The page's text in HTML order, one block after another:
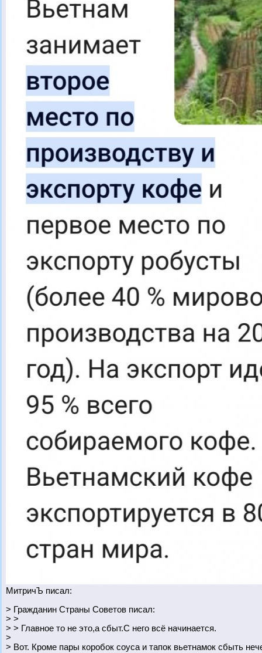
МитричЪ писал:
> Гражданин Страны Советов писал:
> >
> > Главное то не это,а сбыт.С него всё начинается.
>
> Вот. Кроме пары коробок соуса и тапок вьетнамок сбыть